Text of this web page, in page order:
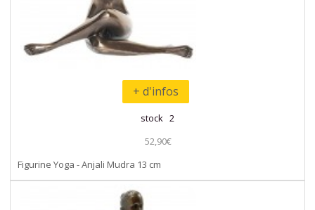
+ d'infos
stock 2
52,90€
Figurine Yoga - Anjali Mudra 13 cm